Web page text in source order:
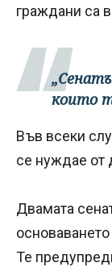
граждани са
които
Във всеки
се нуждае от
Двамата
Те